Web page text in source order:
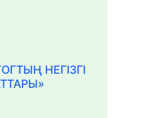
НЕГІЗГІ